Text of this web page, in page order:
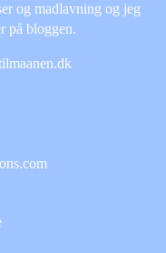
og madlavning og jeg
på bloggen.